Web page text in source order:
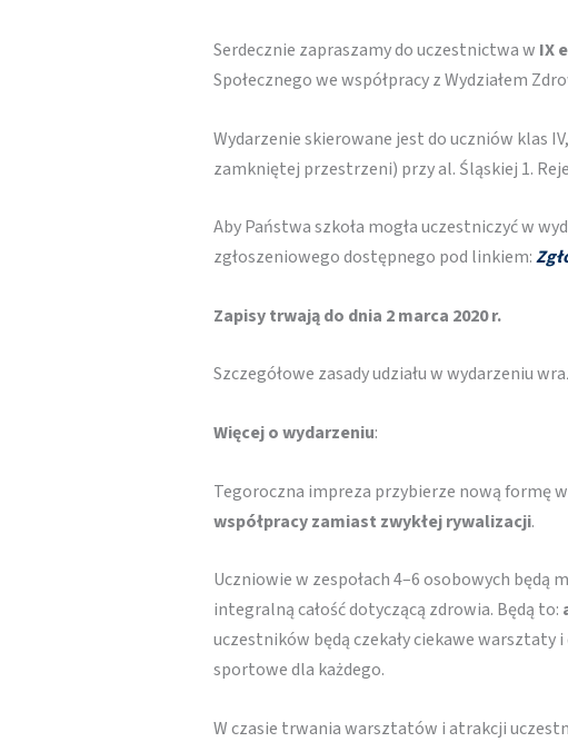
Serdecznie zapraszamy do uczestnictwa w IX
Społecznego we współpracy z Wydziałem
Wydarzenie skierowane jest do uczniów klas
zamkniętej przestrzeni) przy al. Śląskiej 1.
Aby Państwa szkoła mogła uczestniczyć w
zgłoszeniowego dostępnego pod linkiem:
Zapisy trwają do dnia 2 marca 2020 r.
Szczegółowe zasady udziału w wydarzeniu
Więcej o wydarzeniu:
Tegoroczna impreza przybierze nową formę
współpracy zamiast zwykłej rywalizacji.
Uczniowie w zespołach 4–6 osobowych
integralną całość dotyczącą zdrowia. Będą to:
uczestników będą czekały ciekawe warsztaty
sportowe dla każdego.
W czasie trwania warsztatów i atrakcji